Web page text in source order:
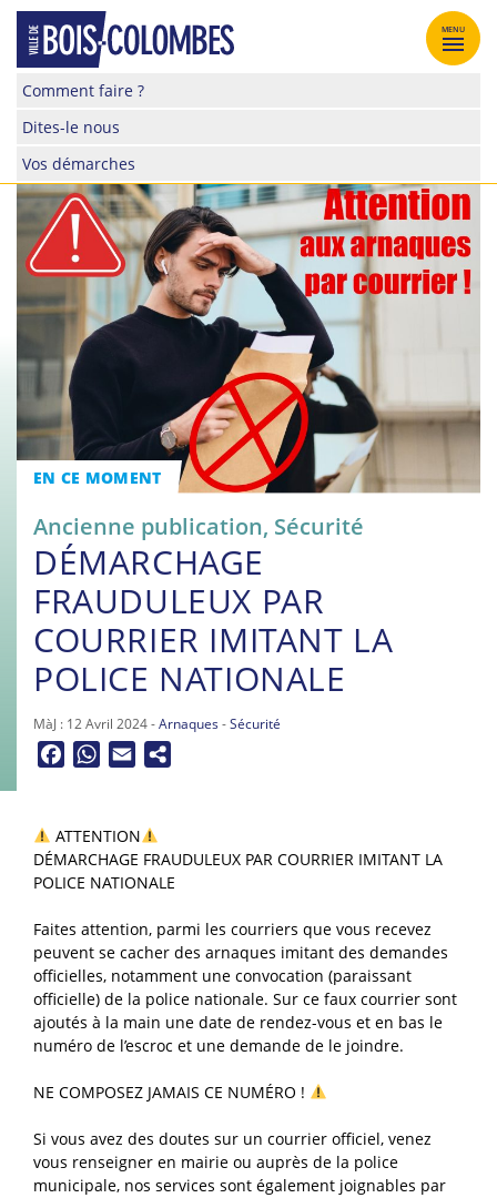
Skip
content
Site
de
la
de
Bois-
Colombes
Comment faire ?
Dites-le nous
Vos démarches
MENU
EN CE MOMENT
Ancienne publication, Sécurité
DÉMARCHAGE
FRAUDULEUX PAR
COURRIER IMITANT LA
POLICE NATIONALE
MàJ : 12 Avril 2024 -Arnaques-Sécurité
FacebookWhatsApp
Email
ATTENTION
DÉMARCHAGE FRAUDULEUX PAR COURRIER IMITANT LA
POLICE NATIONALE
Faites attention, parmi les courriers que vous recevez
peuvent se cacher des arnaques imitant des demandes
officielles, notamment une convocation (paraissant
officielle) de la police nationale. Sur ce faux courrier sont
ajoutés à la main une date de rendez-vous et en bas le
numéro de l’escroc et une demande de le joindre.
NE COMPOSEZ JAMAIS CE NUMÉRO !
Si vous avez des doutes sur un courrier officiel, venez
vous renseigner en mairie ou auprès de la police
municipale, nos services sont également joignables par